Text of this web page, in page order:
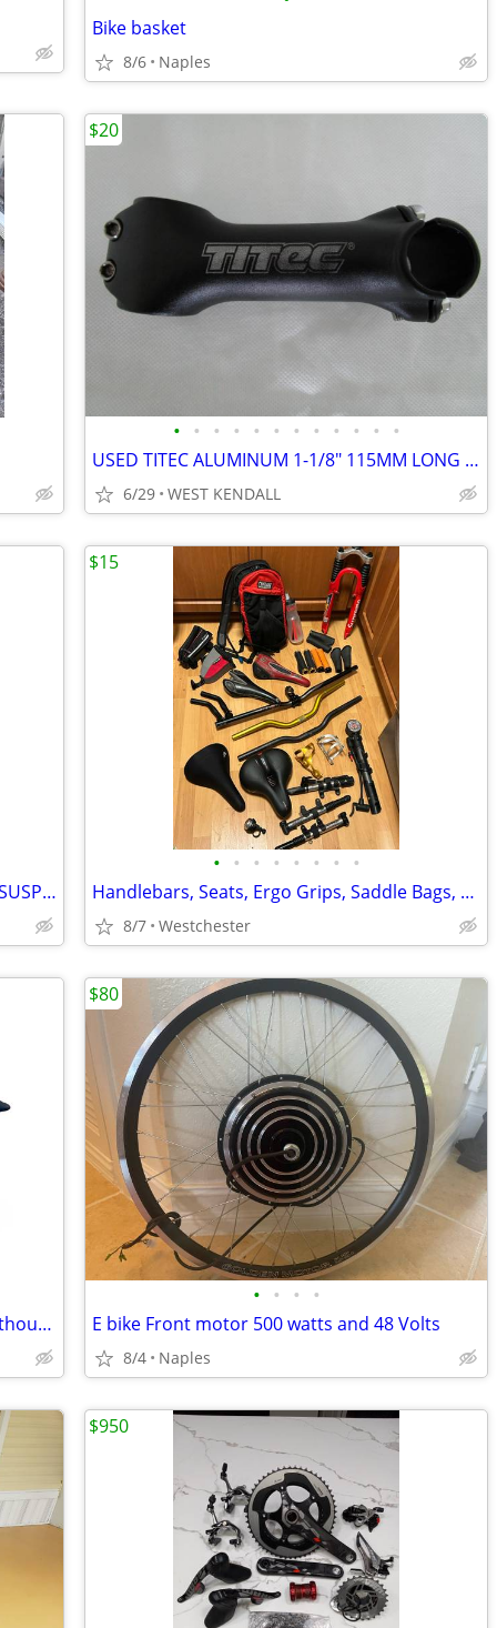
Bike basket
8/6 Naples
• • • • • • • • • • • •
USED TITEC ALUMINUM 1-1/8" 115MM LONG 5 DEGREES & 25.4MM CLAMP MATTE B
6/29 WEST KENDALL
$20
MONGOOSE MGX BALLISTIC 105 FRONT SUSPENSION FORK, HEADSET, STEM, & HAN
• • • • • • • •
Handlebars, Seats, Ergo Grips, Saddle Bags, 26" Wheelsets and more LOT
8/7 Westchester
$15
Bell Sixer MIPS Bike Helmet w/ Visor Fasthouse - Medium MTB
• • • •
E bike Front motor 500 watts and 48 Volts
8/4 Naples
$80
$950